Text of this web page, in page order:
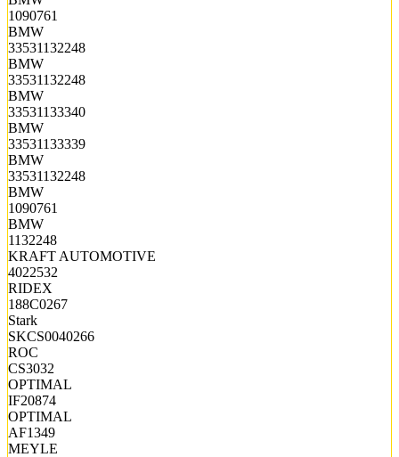
1090761
BMW
33531132248
BMW
33531132248
BMW
33531133340
BMW
33531133339
BMW
33531132248
BMW
1090761
BMW
1132248
KRAFT AUTOMOTIVE
4022532
RIDEX
188C0267
Stark
SKCS0040266
ROC
CS3032
OPTIMAL
IF20874
OPTIMAL
AF1349
MEYLE